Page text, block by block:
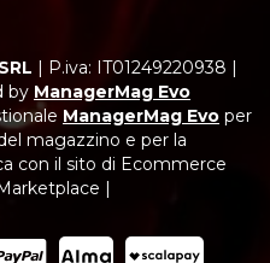
| P.iva: IT01249220938 |
by ManagerMag Evo
ManagerMag Evo per
magazzino e per la
con il sito di Ecommerce
|